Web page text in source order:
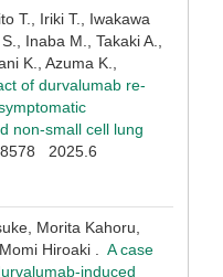
T., Iriki T., Iwakawa
Inaba M., Takaki A.,
K., Azuma K.,
of durvalumab re-
non-small cell lung
2025.6
Morita Kahoru,
Hiroaki . A case
induced